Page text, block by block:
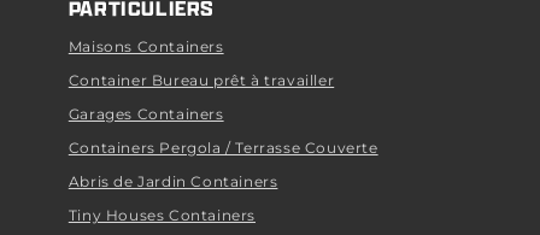
PARTICULIERS
Maisons Containers
Container Bureau prêt à travailler
Garages Containers
Containers Pergola / Terrasse Couverte
Abris de Jardin Containers
Tiny Houses Containers